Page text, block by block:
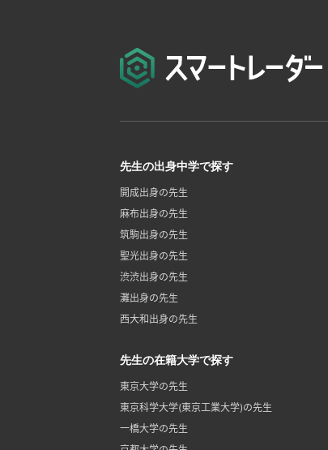
先生の出身中学で探す
開成出身の先生
麻布出身の先生
筑駒出身の先生
聖光出身の先生
渋渋出身の先生
灘出身の先生
西大和出身の先生
先生の在籍大学で探す
東京大学の先生
東京科学大学(東京工業大学)の先生
一橋大学の先生